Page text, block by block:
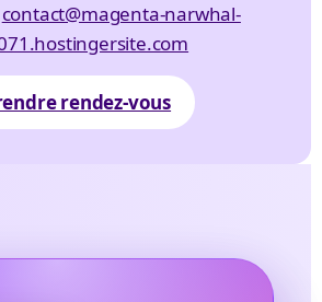
contact@magenta-narwhal-
rendez-vous